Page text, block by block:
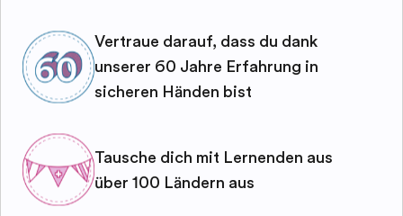
Vertraue darauf, dass du dank
unserer 60 Jahre Erfahrung in
sicheren Händen bist
Tausche dich mit Lernenden aus
über 100 Ländern aus